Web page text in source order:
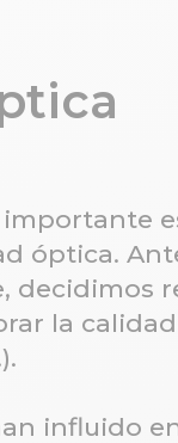
óptica.
decidimos
la
influido